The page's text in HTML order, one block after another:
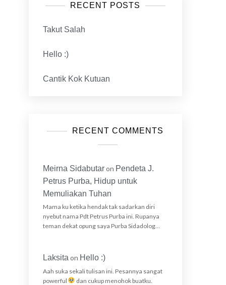
RECENT POSTS
Takut Salah
Hello :)
Cantik Kok Kutuan
RECENT COMMENTS
Meirna Sidabutaron Pendeta J.
Petrus Purba, Hidup untuk
Memuliakan Tuhan
Mama ku ketika hendak tak sadarkan diri
nyebut nama Pdt Petrus Purba ini. Rupanya
teman dekat opung saya Purba Sidadolog…
Laksita on Hello :)
Aah suka sekali tulisan ini. Pesannya sangat
powerful
dan cukup menohok buatku.